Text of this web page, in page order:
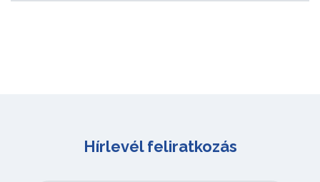
Hírlevél feliratkozás